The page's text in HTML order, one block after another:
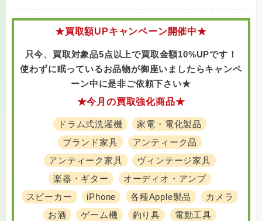
★買取額UPキャンペーン開催中★
只今、買取対象品5点以上で買取金額10%UPです！
使わずに眠っているお品物が御座いましたらキャンペ
ーン中に是非ご依頼下さい★
★今月の買取強化商品★
ドラム式洗濯機
家電・電化製品
ブランド家具
アンティーク品
アンティーク家具
ヴィンテージ家具
楽器・ギター
オーディオ・アンプ
スピーカー
iPhone 各種Apple製品
カメラ
お酒
ゲーム機 釣り具
電動工具